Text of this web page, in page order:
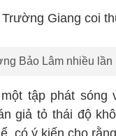
Bảo Lâm nhiều
tập phát sóng
giả tỏ thái độ
có ý kiến cho